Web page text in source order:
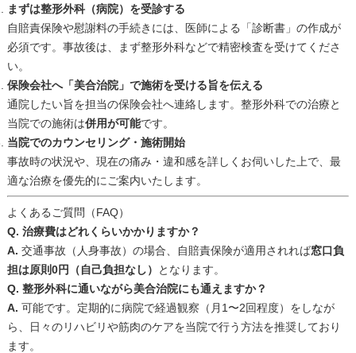
まずは整形外科（病院）を受診する
自賠責保険や慰謝料の手続きには、医師による「診断書」の作成が
必須です。事故後は、まず整形外科などで精密検査を受けてくださ
い。
保険会社へ「美合治院」で施術を受ける旨を伝える
通院したい旨を担当の保険会社へ連絡します。整形外科での治療と
当院での施術は併用が可能です。
当院でのカウンセリング・施術開始
事故時の状況や、現在の痛み・違和感を詳しくお伺いした上で、最
適な治療を優先的にご案内いたします。
よくあるご質問（FAQ）
Q. 治療費はどれくらいかかりますか？
A. 交通事故（人身事故）の場合、自賠責保険が適用されれば窓口負
担は原則0円（自己負担なし）
となります。
Q. 整形外科に通いながら美合治院にも通えますか？
A. 可能です。定期的に病院で経過観察（月1〜2回程度）をしなが
ら、日々のリハビリや筋肉のケアを当院で行う方法を推奨しており
ます。